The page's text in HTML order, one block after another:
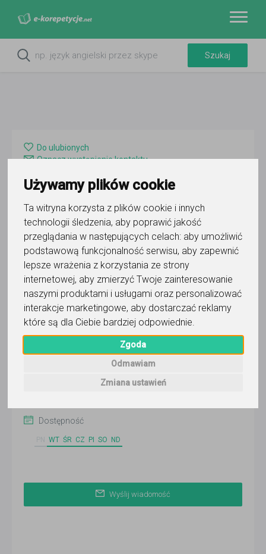
Używamy plików cookie
Ta witryna korzysta z plików cookie i innych
technologii śledzenia, aby poprawić jakość
przeglądania w następujących celach: aby umożliwić
podstawową funkcjonalność serwisu, aby zapewnić
lepsze wrażenia z korzystania ze strony
internetowej, aby zmierzyć Twoje zainteresowanie
naszymi produktami i usługami oraz personalizować
interakcje marketingowe, aby dostarczać reklamy
które są dla Ciebie bardziej odpowiednie.
Zgoda
Odmawiam
Zmiana ustawień
Do ulubionych
Oznacz wystąpienie kontaktu
Andrzej Marek WYKŁADOWCA-
PRAKTYK
Wyślij wiadomość
Ostatnia aktywność:
2 dni temu
Dostępność
WT ŚR CZ PI SO ND
Wyślij wiadomość